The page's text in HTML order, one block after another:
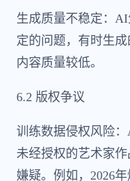
生成质量不稳定：
定的问题，有时生
内容质量较低。
6.2 版权争议
训练数据侵权风险
未经授权的艺术家
嫌疑。例如，2026